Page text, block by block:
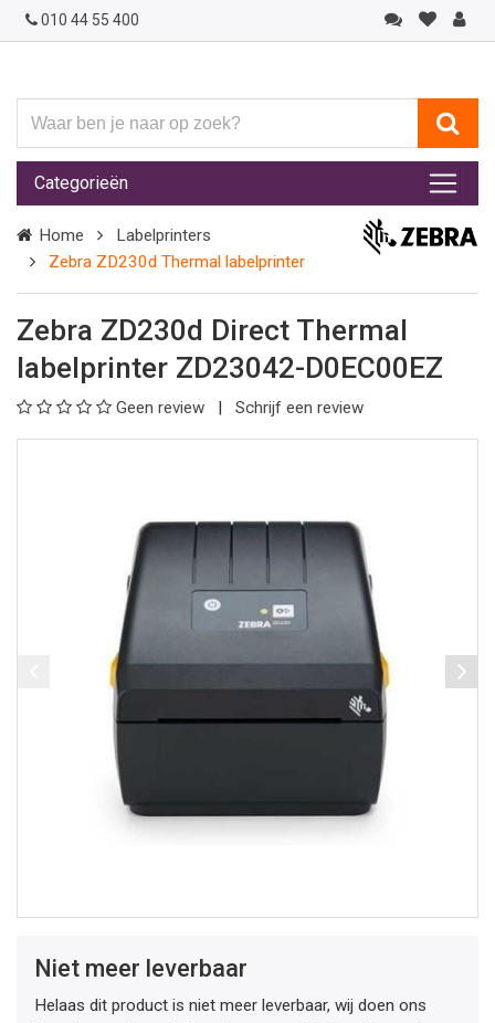
010 44 55 400
ben
je
naar
op
zoek?
Categorieën
Home
Labelprinters
Zebra ZD230d Thermal labelprinter
Zebra ZD230d Direct Thermal
labelprinter ZD23042-D0EC00EZ
Geen review Schrijf een review
Niet meer leverbaar
Helaas dit product is niet meer leverbaar, wij doen ons